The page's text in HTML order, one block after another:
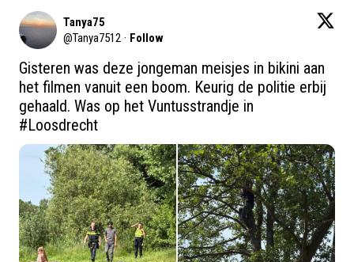
Tanya75
@Tanya7512 · Follow
Gisteren was deze jongeman meisjes in bikini aan
het filmen vanuit een boom. Keurig de politie erbij
#Loosdrecht